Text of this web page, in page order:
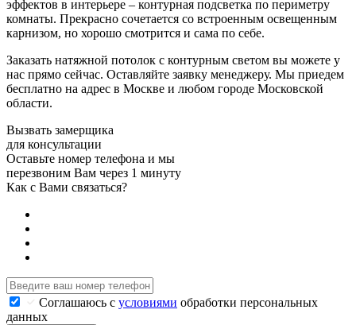
эффектов в интерьере – контурная подсветка по периметру
комнаты. Прекрасно сочетается со встроенным освещенным
карнизом, но хорошо смотрится и сама по себе.
Заказать натяжной потолок с контурным светом вы можете у
нас прямо сейчас. Оставляйте заявку менеджеру. Мы приедем
бесплатно на адрес в Москве и любом городе Московской
области.
Вызвать замерщика
для консультации
Оставьте номер телефона и мы
перезвоним Вам через 1 минуту
Как с Вами связаться?
Соглашаюсь с условиями обработки персональных
данных